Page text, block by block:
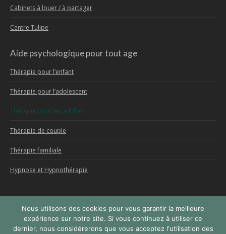
Cabinets à louer / à partager
Centre Tulipe
Aide psychologique pour tout age
Thérapie pour l’enfant
Thérapie pour l’adolescent
Thérapie pour les adultes
Thérapie de couple
Thérapie familiale
Hypnose et Hypnothérapie
Menu
Copyright © 2026Centre Psy Bruxelles , tous droits réservés.
Nous utilisons des cookies pour vous garantir la meilleure
expérience sur notre site. Si vous continuez à utiliser ce
dernier, nous considérerons que vous acceptez l'utilisation des